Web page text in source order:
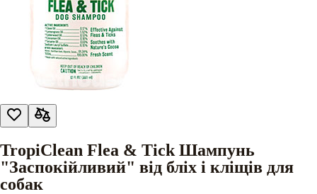
TropiClean Flea & Tick Шампунь
"Заспокійливий" від бліх і кліщів для
собак